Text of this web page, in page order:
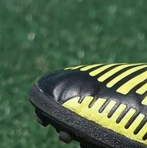
LIENS RAPIDES
Supportez le Club
Presse
Formation Entraineur
Contact